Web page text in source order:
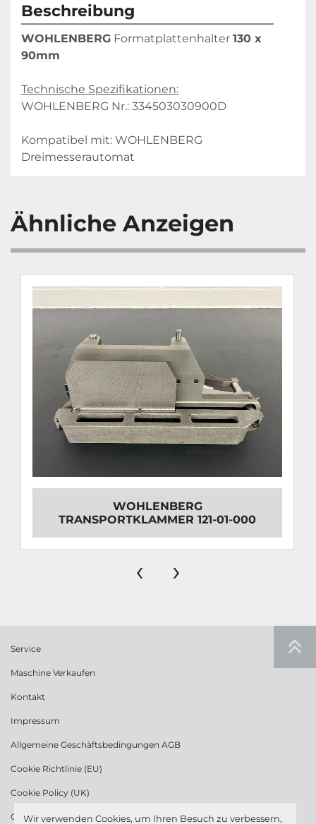
Wir verwenden Cookies, um Ihren Besuch zu verbessern,
Beschreibung
WOHLENBERG Formatplattenhalter 130 x
90mm
Technische Spezifikationen:
WOHLENBERG Nr.: 334503030900D
Kompatibel mit: WOHLENBERG
Dreimesserautomat
Ähnliche Anzeigen
WOHLENBERG
TRANSPORTKLAMMER 121-01-000
‹ ›
Service
Maschine Verkaufen
Kontakt
Impressum
Allgemeine Geschäftsbedingungen AGB
Cookie Richtlinie (EU)
Cookie Policy (UK)
Cookie Richtlinie (US)